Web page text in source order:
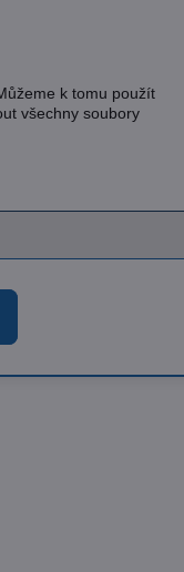
k tomu použít
všechny soubory